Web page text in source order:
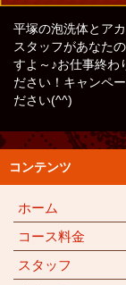
平塚の泡洗体とア
スタッフがあなた
すよ～♪お仕事終わ
ださい！キャンペ
ださい(^^)
コンテンツ
ホーム
コース料金
スタッフ